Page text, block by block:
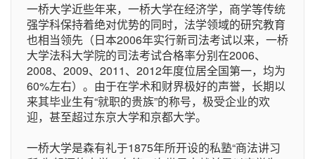
一桥大学近些年来，一桥大学在经济学，商学等传统
强学科保持着绝对优势的同时，法学领域的研究教育
也相当领先（日本2006年实行新司法考试以来，一桥
大学法科大学院的司法考试合格率分别在2006、
2008、2009、2011、2012年度位居全国第一，均为
60%左右）。由于在学术和财界极好的声誉，长期以
来其毕业生有“就职的贵族”的称号，极受企业的欢
迎，甚至超过东京大学和京都大学。
一桥大学是森有礼于1875年所开设的私塾“商法讲习